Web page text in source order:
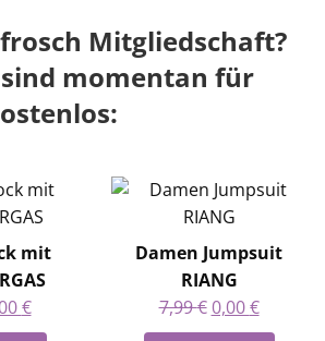
Mitgliedschaft?
momentan für
mit
€Aktueller
Preis
Damen Jumpsuit
RIANG
7,99€ Ursprünglicher
Preis
0,00€Aktueller
Preis